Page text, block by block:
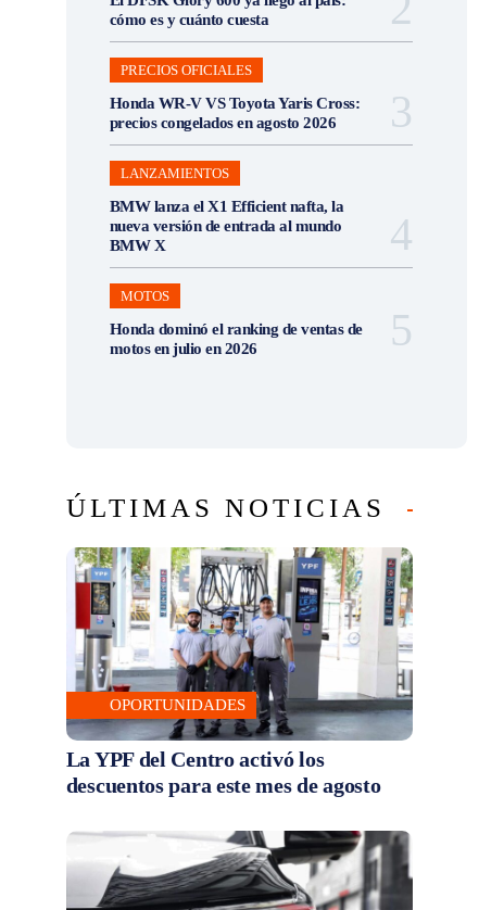
cómo es y cuánto cuesta
PRECIOS OFICIALES
Honda WR-V VS Toyota Yaris Cross:
precios congelados en agosto 2026
LANZAMIENTOS
BMW lanza el X1 Efficient nafta, la
nueva versión de entrada al mundo
BMW X
MOTOS
Honda dominó el ranking de ventas de
motos en julio en 2026
ÚLTIMAS NOTICIAS
OPORTUNIDADES
La YPF del Centro activó los
descuentos para este mes de agosto